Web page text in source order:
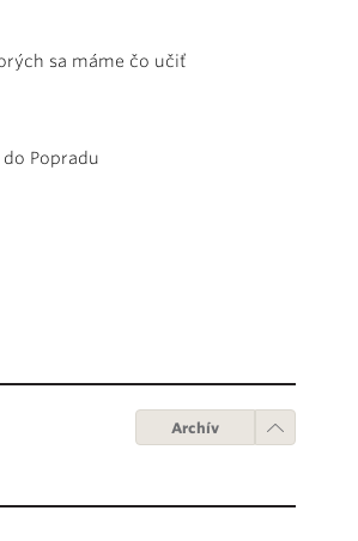
sa máme čo učiť
Popradu
Archív